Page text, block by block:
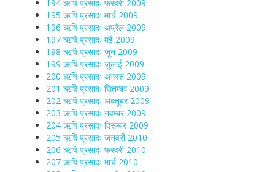
194 ऋषि प्रसादः फरवरी 2009
195 ऋषि प्रसादः मार्च 2009
196 ऋषि प्रसादः अप्रैल 2009
197 ऋषि प्रसादः मई 2009
198 ऋषि प्रसादः जून 2009
199 ऋषि प्रसादः जुलाई 2009
200 ऋषि प्रसादः अगस्त 2009
201 ऋषि प्रसादः सितम्बर 2009
202 ऋषि प्रसादः अक्तूबर 2009
203 ऋषि प्रसादः नवम्बर 2009
204 ऋषि प्रसादः दिसम्बर 2009
205 ऋषि प्रसादः जनवरी 2010
206 ऋषि प्रसादः फरवरी 2010
207 ऋषि प्रसादः मार्च 2010